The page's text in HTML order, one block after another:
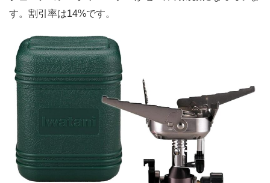
す。割引率は14%です。